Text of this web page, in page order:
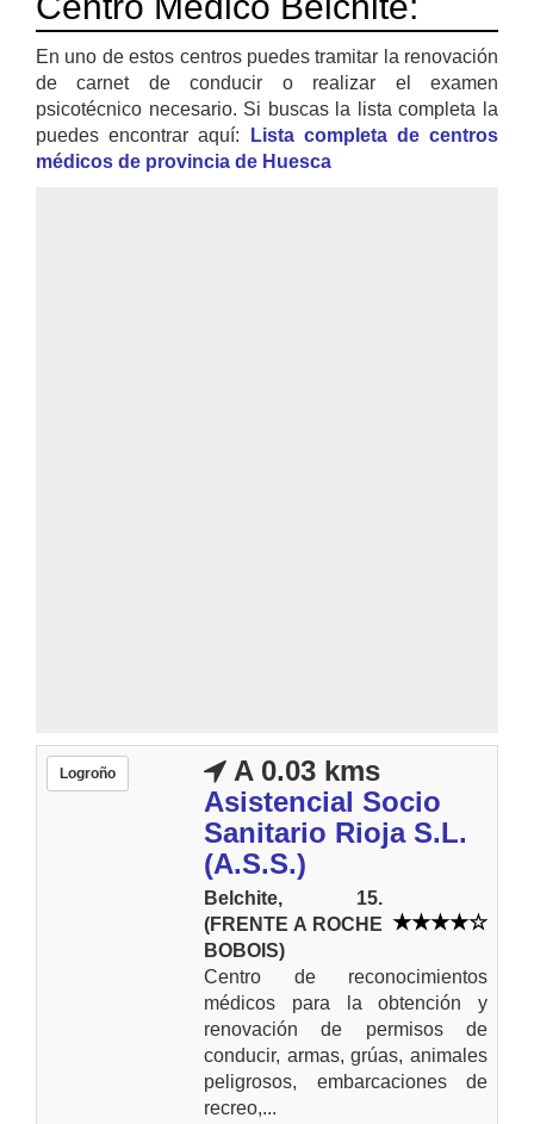
En uno de estos centros puedes tramitar la renovación
de carnet de conducir o realizar el examen
psicotécnico necesario. Si buscas la lista completa la
puedes encontrar aquí:
Lista completa de centros
médicos de provincia de Huesca
Logroño
A 0.03 kms
Asistencial Socio
Sanitario Rioja S.L.
(A.S.S.)
Belchite, 15.
(FRENTE A ROCHE
BOBOIS)
Centro de reconocimientos
médicos para la obtención y
renovación de permisos de
conducir, armas, grúas, animales
peligrosos, embarcaciones de
recreo,...